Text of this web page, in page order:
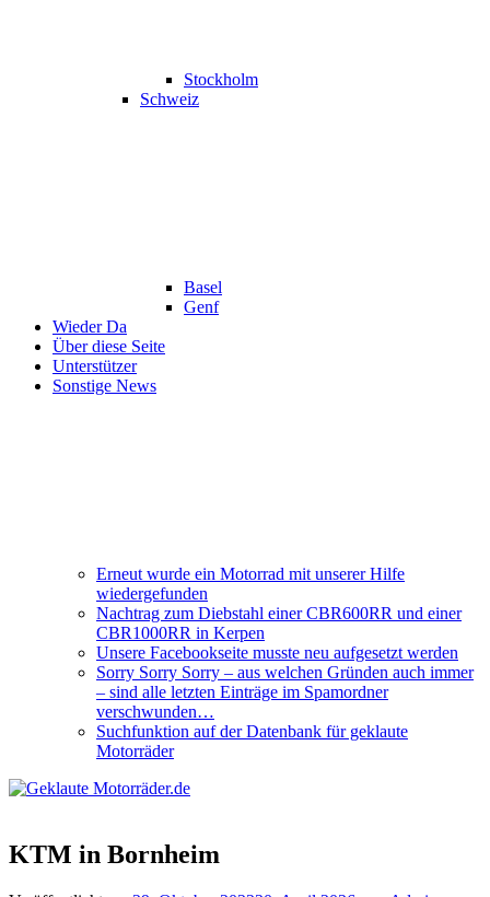
Stockholm
Schweiz
Basel
Genf
Wieder Da
Über diese Seite
Unterstützer
Sonstige News
Erneut wurde ein Motorrad mit unserer Hilfe
wiedergefunden
Nachtrag zum Diebstahl einer CBR600RR und einer
CBR1000RR in Kerpen
Unsere Facebookseite musste neu aufgesetzt werden
Sorry Sorry Sorry – aus welchen Gründen auch immer
– sind alle letzten Einträge im Spamordner
verschwunden…
Suchfunktion auf der Datenbank für geklaute
Motorräder
KTM in Bornheim